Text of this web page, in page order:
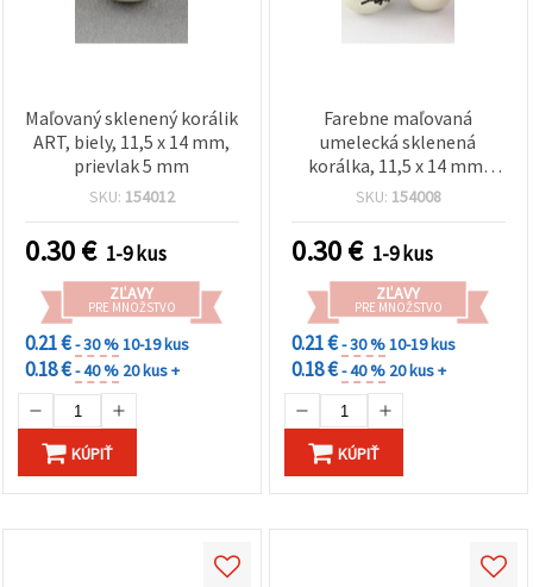
Maľovaný sklenený korálik
ART, biely, 11,5 x 14 mm,
prievlak 5 mm
SKU: 154012
0.30€ 1-9 kus
ZĽAVY
PRE MNOŽSTVO
0.21 €- 30 %10-19 kus
0.18 €- 40 % 20 kus +
KÚPIŤ
Farebne maľovaná
umelecká sklenená
korálka, 11,5 x 14 mm,
otvor 5 mm – mix farieb –
SKU: 154008
0.30€ 1-9 kus
ZĽAVY
PRE MNOŽSTVO
0.21 €- 30 %10-19 kus
0.18 €- 40 % 20 kus +
KÚPIŤ